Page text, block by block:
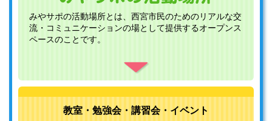
みやサポの活動場所とは、西宮市民のためのリアルな交
流・コミュニケーションの場として提供するオープンス
ペースのことです。
教室・勉強会・講習会・イベント